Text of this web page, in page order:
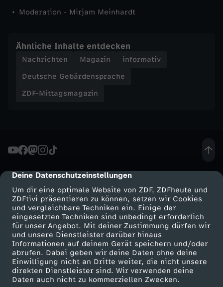
cmp-dialog-description
Deine Datenschutzeinstellungen
Um dir eine optimale Website von ZDF, ZDFheute und
ZDFtivi präsentieren zu können, setzen wir Cookies
und vergleichbare Techniken ein. Einige der
eingesetzten Techniken sind unbedingt erforderlich
für unser Angebot. Mit deiner Zustimmung dürfen wir
und unsere Dienstleister darüber hinaus
Informationen auf deinem Gerät speichern und/oder
abrufen. Dabei geben wir deine Daten ohne deine
Einwilligung nicht an Dritte weiter, die nicht unsere
direkten Dienstleister sind. Wir verwenden deine
Daten auch nicht zu kommerziellen Zwecken.
g
z
i
Z
D
F
-
M
i
Moderation - Mirjam Meinhardt
Ähnliche Inhalte entdecken
Nachrichten Magazin
informativ
Deutsche Gebärdensprache
ZDF-Mittagsmagazin
Mehr ZDF
ZDF-Apps
Smart TV
ZDFtext
Service
ZDFmitreden
Kontakt zum ZDF
Tickets